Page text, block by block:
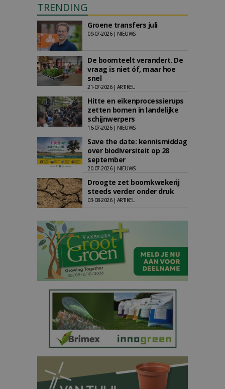
TRENDING
Groene transfers juli
09-07-2026 | NIEUWS
De boomteelt verandert. De
vraag is niet óf, maar hoe
snel
21-07-2026 | ARTIKEL
Hitte en eikenprocessierups
zetten bomen in landelijke
schijnwerpers
16-07-2026 | NIEUWS
Save the date: kennismiddag
over biodiversiteit op 28
september
20-07-2026 | NIEUWS
Droogte zet boomkwekerij
steeds verder onder druk
03-08-2026 | ARTIKEL